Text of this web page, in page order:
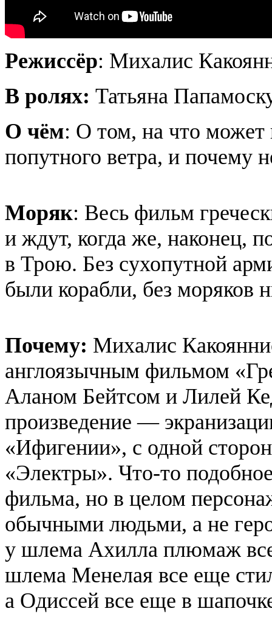
Режиссёр: Михалис
В ролях: Татьяна
О чём: О том, на что может
попутного ветра, и почему
Моряк: Весь фильм
и ждут, когда же, наконец,
в Трою. Без сухопутной
были корабли, без моряков
Почему: Михалис
англоязычным фильмом
Аланом Бейтсом и Лилей
произведение —
«Ифигении», с одной
«Электры». Что-то
фильма, но в целом
обычными людьми, а не
у шлема Ахилла плюмаж
шлема Менелая все еще
а Одиссей все еще в